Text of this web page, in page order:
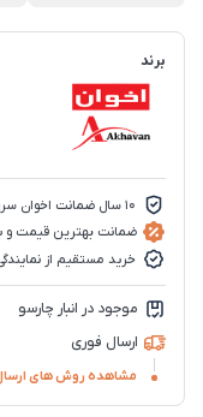
برند
10 سال ضمانت اخوان سرویس
ضمانت بهترین قیمت و
خرید مستقیم از
موجود در انبار چارسو
ارسال فوری
مشاهده روش های